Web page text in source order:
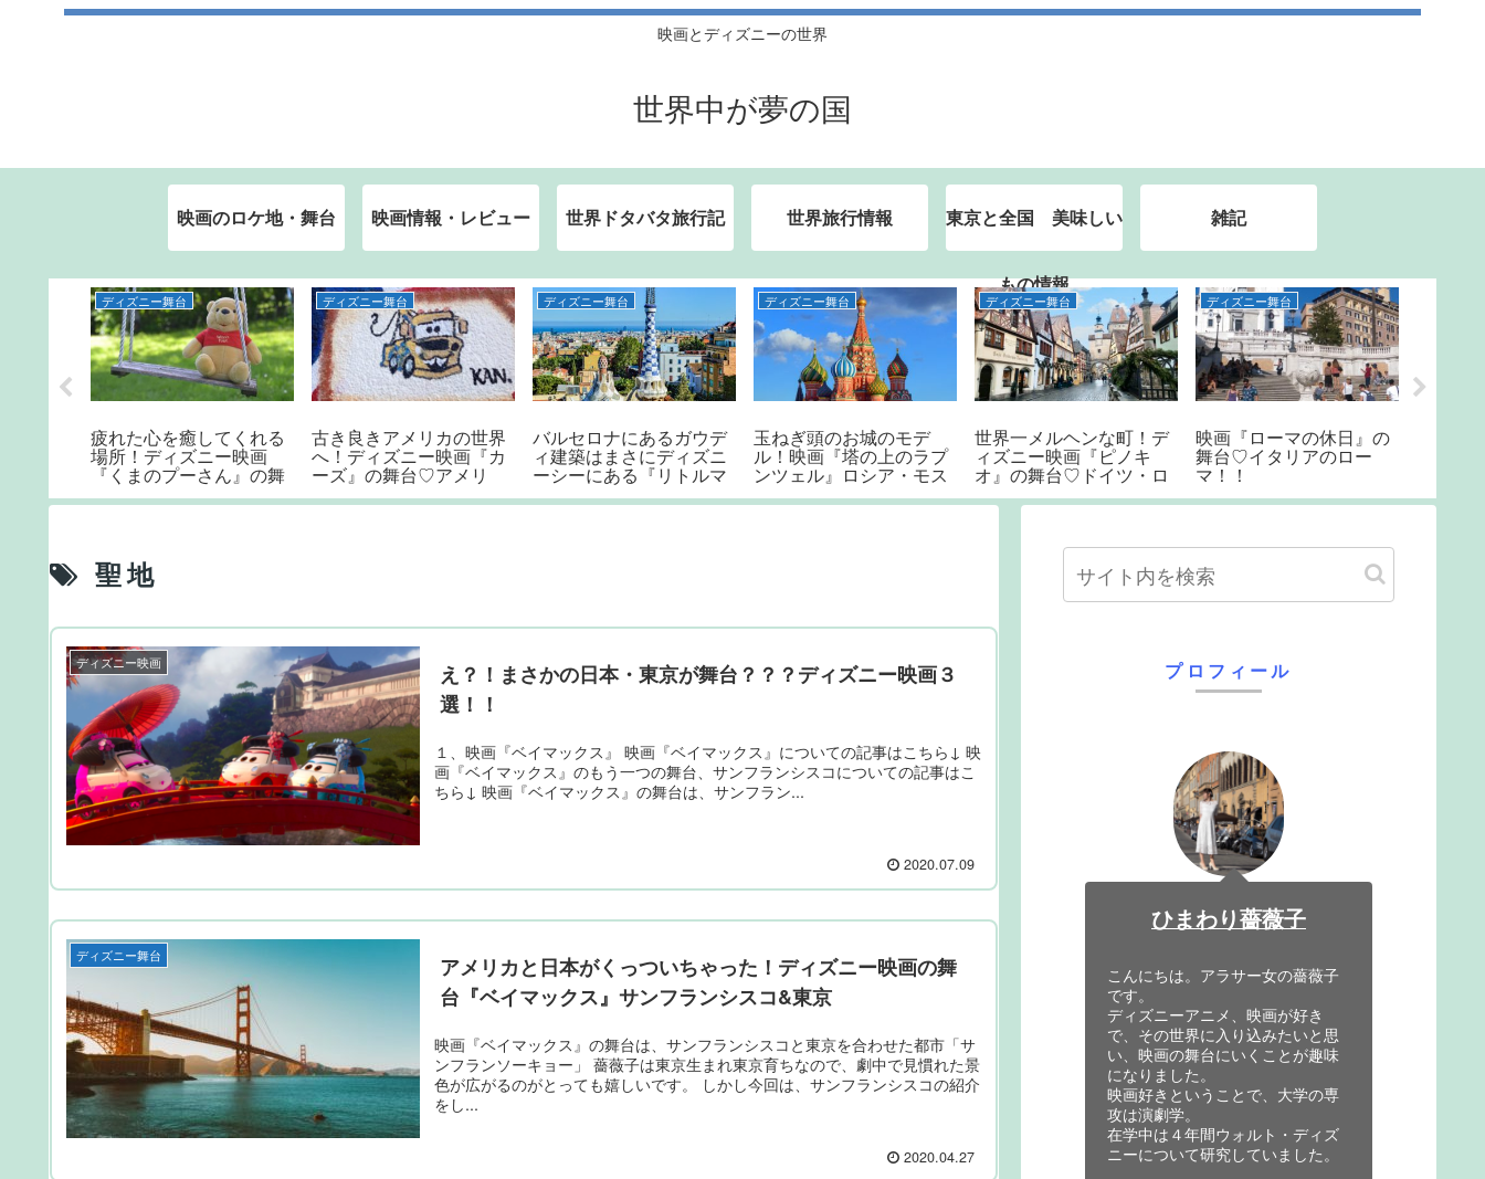
映画とディズニーの世界
世界中が夢の国
映画のロケ地・舞台 映画情報・レビュー 世界ドタバタ旅行記 世界旅行情報 東京と全国 美味しい
もの情報
雑記
ディズニー舞台
疲れた心を癒してくれる
場所！ディズニー映画
『くまのプーさん』の舞
台♡イギリス・ハートフ
ィールド
ディズニー舞台
古き良きアメリカの世界
へ！ディズニー映画『カ
ーズ』の舞台♡アメリ
カ・アリゾナ州ルート６
６の町セリグマン
ディズニー舞台
バルセロナにあるガウデ
ィ建築はまさにディズニ
ーシーにある『リトルマ
ーメイド』の世界！！！
ディズニー舞台
玉ねぎ頭のお城のモデ
ル！映画『塔の上のラプ
ンツェル』ロシア・モス
クワの聖ワシリィ大聖堂
ディズニー舞台
世界一メルヘンな町！デ
ィズニー映画『ピノキ
オ』の舞台♡ドイツ・ロ
ーテンブルク
ディズニー舞台
映画『ローマの休日』の
舞台♡イタリアのロー
マ！！
る死後
聖地
ディズニー映画
え？！まさかの日本・東京が舞台？？？ディズニー映画３
選！！
１、映画『ベイマックス』 映画『ベイマックス』についての記事はこちら↓ 映
画『ベイマックス』のもう一つの舞台、サンフランシスコについての記事はこ
ちら↓ 映画『ベイマックス』の舞台は、サンフラン...
2020.07.09
ディズニー舞台
アメリカと日本がくっついちゃった！ディズニー映画の舞
台『ベイマックス』サンフランシスコ&東京
映画『ベイマックス』の舞台は、サンフランシスコと東京を合わせた都市「サ
ンフランソーキョー」 薔薇子は東京生まれ東京育ちなので、劇中で見慣れた景
色が広がるのがとっても嬉しいです。 しかし今回は、サンフランシスコの紹介
をし...
2020.04.27
プロフィール
ひまわり薔薇子
こんにちは。アラサー女の薔薇子
です。
ディズニーアニメ、映画が好き
で、その世界に入り込みたいと思
い、映画の舞台にいくことが趣味
になりました。
映画好きということで、大学の専
攻は演劇学。
在学中は４年間ウォルト・ディズ
ニーについて研究していました。